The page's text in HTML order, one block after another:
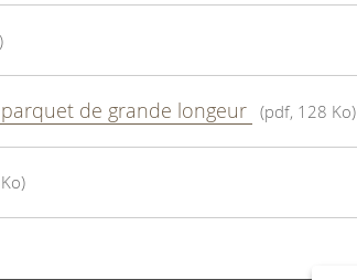
parquet de grande longeur (pdf, 128 Ko)